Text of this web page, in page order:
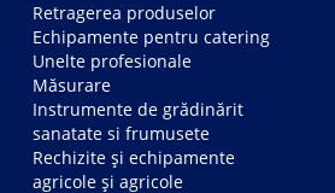
Retragerea produselor
Echipamente pentru catering
Unelte profesionale
Măsurare
Instrumente de grădinărit
sanatate si frumusete
Rechizite și echipamente
agricole și agricole